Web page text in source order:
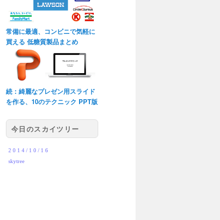
常備に最適、コンビニで気軽に
買える 低糖質製品まとめ
続：綺麗なプレゼン用スライド
を作る、10のテクニック PPT版
今日のスカイツリー